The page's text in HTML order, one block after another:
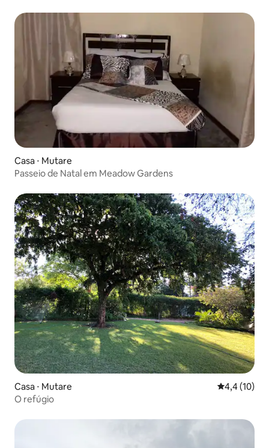
Casa ⋅ Mutare
Passeio de Natal em Meadow Gardens
Casa ⋅ Mutare 4,4 de uma
4,4 (10)
O refúgio